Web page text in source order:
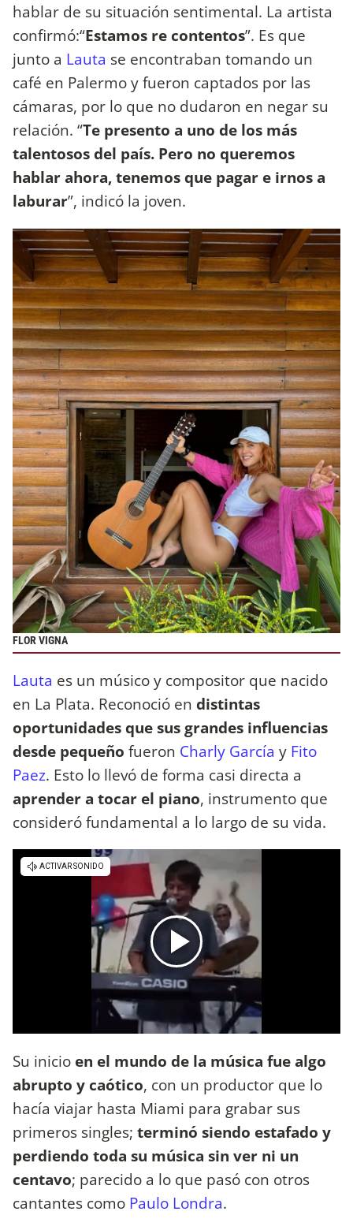
hablar de su situación sentimental. La artista
confirmó:“Estamos re contentos”. Es que
junto a Lauta se encontraban tomando un
café en Palermo y fueron captados por las
cámaras, por lo que no dudaron en negar su
relación. “Te presento a uno de los más
talentosos del país. Pero no queremos
hablar ahora, tenemos que pagar e irnos a
laburar”, indicó la joven.
FLOR VIGNA
Lauta es un músico y compositor que nacido
en La Plata. Reconoció en distintas
oportunidades que sus grandes influencias
desde pequeño fueron Charly García y Fito
Paez. Esto lo llevó de forma casi directa a
aprender a tocar el piano, instrumento que
consideró fundamental a lo largo de su vida.
Su inicio en el mundo de la música fue algo
abrupto y caótico, con un productor que lo
hacía viajar hasta Miami para grabar sus
primeros singles; terminó siendo estafado y
perdiendo toda su música sin ver ni un
centavo; parecido a lo que pasó con otros
cantantes como Paulo Londra.